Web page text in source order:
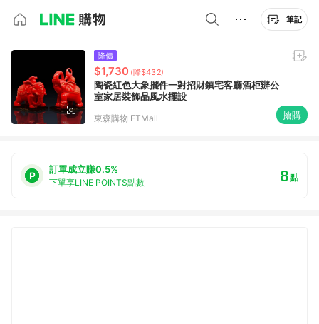
筆記
降價
$1,730 (降$432)
陶瓷紅色大象擺件一對招財鎮宅客廳酒柜辦公
室家居裝飾品風水擺設
東森購物 ETMall 搶購
訂單成立賺0.5%
下單享LINE POINTS點數 8點